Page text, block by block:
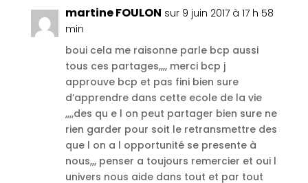
martine FOULON sur 9 juin 2017 à 17 h 58
min
boui cela me raisonne parle bcp aussi
tous ces partages,,,, merci bcp j
approuve bcp et pas fini bien sure
d’apprendre dans cette ecole de la vie
,,,,des qu e l on peut partager bien sure ne
rien garder pour soit le retransmettre des
que l on a l opportunité se presente à
nous,,, penser a toujours remercier et oui l
univers nous aide dans tout et par tout